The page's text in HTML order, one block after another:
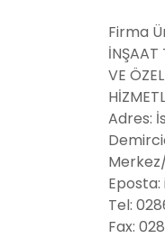
Firma
İNŞAAT
VE
Adres:
Tel:
Fax: